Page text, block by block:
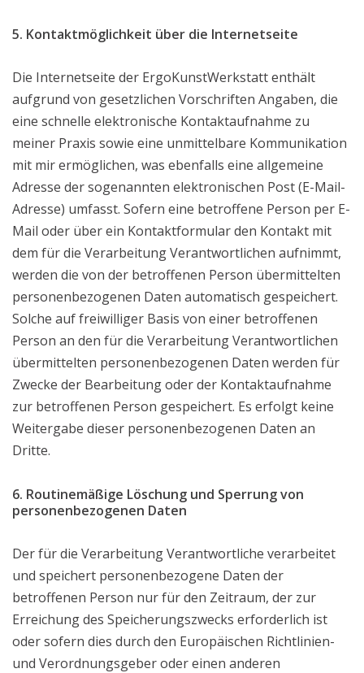
5. Kontaktmöglichkeit über die Internetseite
Die Internetseite der ErgoKunstWerkstatt enthält
aufgrund von gesetzlichen Vorschriften Angaben, die
eine schnelle elektronische Kontaktaufnahme zu
meiner Praxis sowie eine unmittelbare Kommunikation
mit mir ermöglichen, was ebenfalls eine allgemeine
Adresse der sogenannten elektronischen Post (E-Mail-
Adresse) umfasst. Sofern eine betroffene Person per E-
Mail oder über ein Kontaktformular den Kontakt mit
dem für die Verarbeitung Verantwortlichen aufnimmt,
werden die von der betroffenen Person übermittelten
personenbezogenen Daten automatisch gespeichert.
Solche auf freiwilliger Basis von einer betroffenen
Person an den für die Verarbeitung Verantwortlichen
übermittelten personenbezogenen Daten werden für
Zwecke der Bearbeitung oder der Kontaktaufnahme
zur betroffenen Person gespeichert. Es erfolgt keine
Weitergabe dieser personenbezogenen Daten an
Dritte.
6. Routinemäßige Löschung und Sperrung von
personenbezogenen Daten
Der für die Verarbeitung Verantwortliche verarbeitet
und speichert personenbezogene Daten der
betroffenen Person nur für den Zeitraum, der zur
Erreichung des Speicherungszwecks erforderlich ist
oder sofern dies durch den Europäischen Richtlinien-
und Verordnungsgeber oder einen anderen